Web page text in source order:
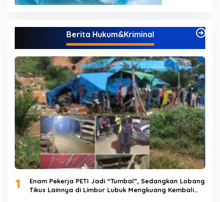
Berita Hukum&Kriminal
1
Enam Pekerja PETI Jadi “Tumbal”, Sedangkan Lobang
Tikus Lainnya di Limbur Lubuk Mengkuang Kembali